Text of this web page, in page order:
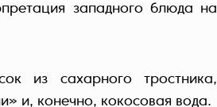
западного блюда на
из сахарного тростника,
и, конечно, кокосовая вода.